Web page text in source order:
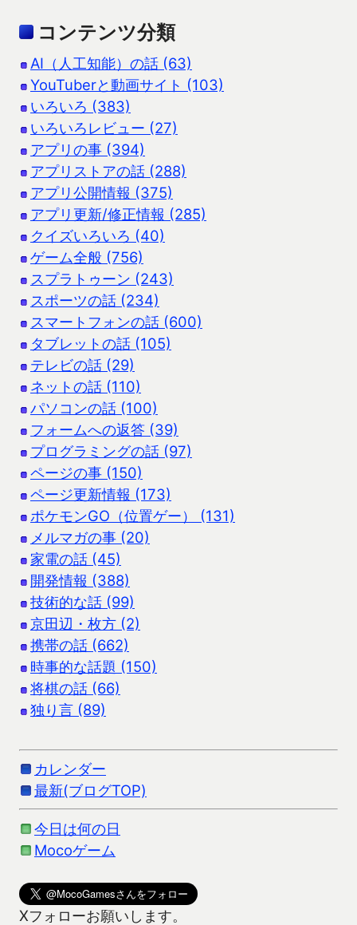
コンテンツ分類
AI（人工知能）の話 (63)
YouTuberと動画サイト (103)
いろいろ (383)
いろいろレビュー (27)
アプリの事 (394)
アプリストアの話 (288)
アプリ公開情報 (375)
アプリ更新/修正情報 (285)
クイズいろいろ (40)
ゲーム全般 (756)
スプラトゥーン (243)
スポーツの話 (234)
スマートフォンの話 (600)
タブレットの話 (105)
テレビの話 (29)
ネットの話 (110)
パソコンの話 (100)
フォームへの返答 (39)
プログラミングの話 (97)
ページの事 (150)
ページ更新情報 (173)
ポケモンGO（位置ゲー） (131)
メルマガの事 (20)
家電の話 (45)
開発情報 (388)
技術的な話 (99)
京田辺・枚方 (2)
携帯の話 (662)
時事的な話題 (150)
将棋の話 (66)
独り言 (89)
カレンダー
最新(ブログTOP)
今日は何の日
Mocoゲーム
Xフォローお願いします。